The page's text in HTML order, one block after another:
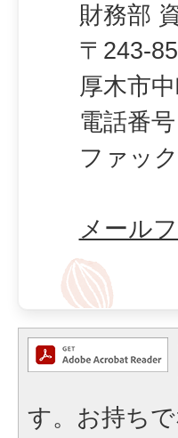
財務部
〒243-
厚木市
電話番号
ファッ
メール
す。お持ち